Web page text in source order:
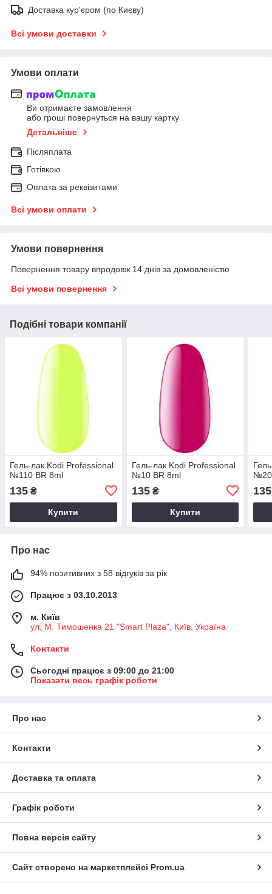
Доставка кур'єром (по Києву)
Всі умови доставки
Умови оплати
Ви отримаєте замовлення
або гроші повернуться на вашу картку
Детальніше
Післяплата
Готівкою
Оплата за реквізитами
Всі умови оплати
Умови повернення
Повернення товару впродовж 14 днів за домовленістю
Всі умови повернення
Подібні товари компанії
Гель-лак Kodi Professional
№110 BR 8ml
135 ₴
Купити
Гель-лак Kodi Professional
№10 BR 8ml
135₴
Купити
№20
135
Про нас
94% позитивних з 58 відгуків за рік
Працює з 03.10.2013
м. Київ
ул. М. Тимошенка 21 "Smart Plaza", Київ, Україна
Контакти
Сьогодні працює з 09:00 до 21:00
Показати весь графік роботи
Про нас
Контакти
Доставка та оплата
Графік роботи
Повна версія сайту
Сайт створено на маркетплейсі Prom.ua